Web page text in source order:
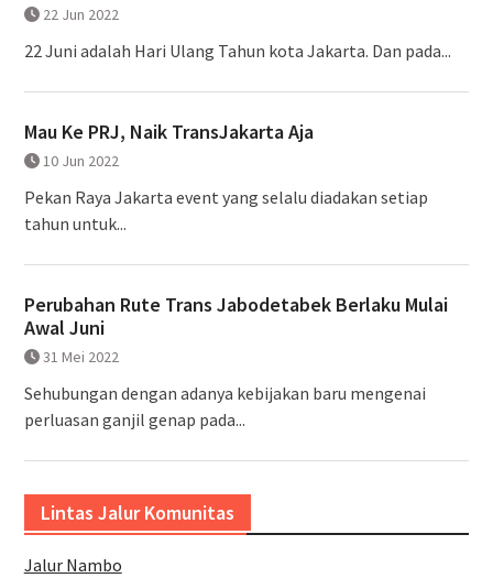
22 Jun 2022
22 Juni adalah Hari Ulang Tahun kota Jakarta. Dan pada...
Mau Ke PRJ, Naik TransJakarta Aja
10 Jun 2022
Pekan Raya Jakarta event yang selalu diadakan setiap
tahun untuk...
Perubahan Rute Trans Jabodetabek Berlaku Mulai
Awal Juni
31 Mei 2022
Sehubungan dengan adanya kebijakan baru mengenai
perluasan ganjil genap pada...
Lintas Jalur Komunitas
Jalur Nambo